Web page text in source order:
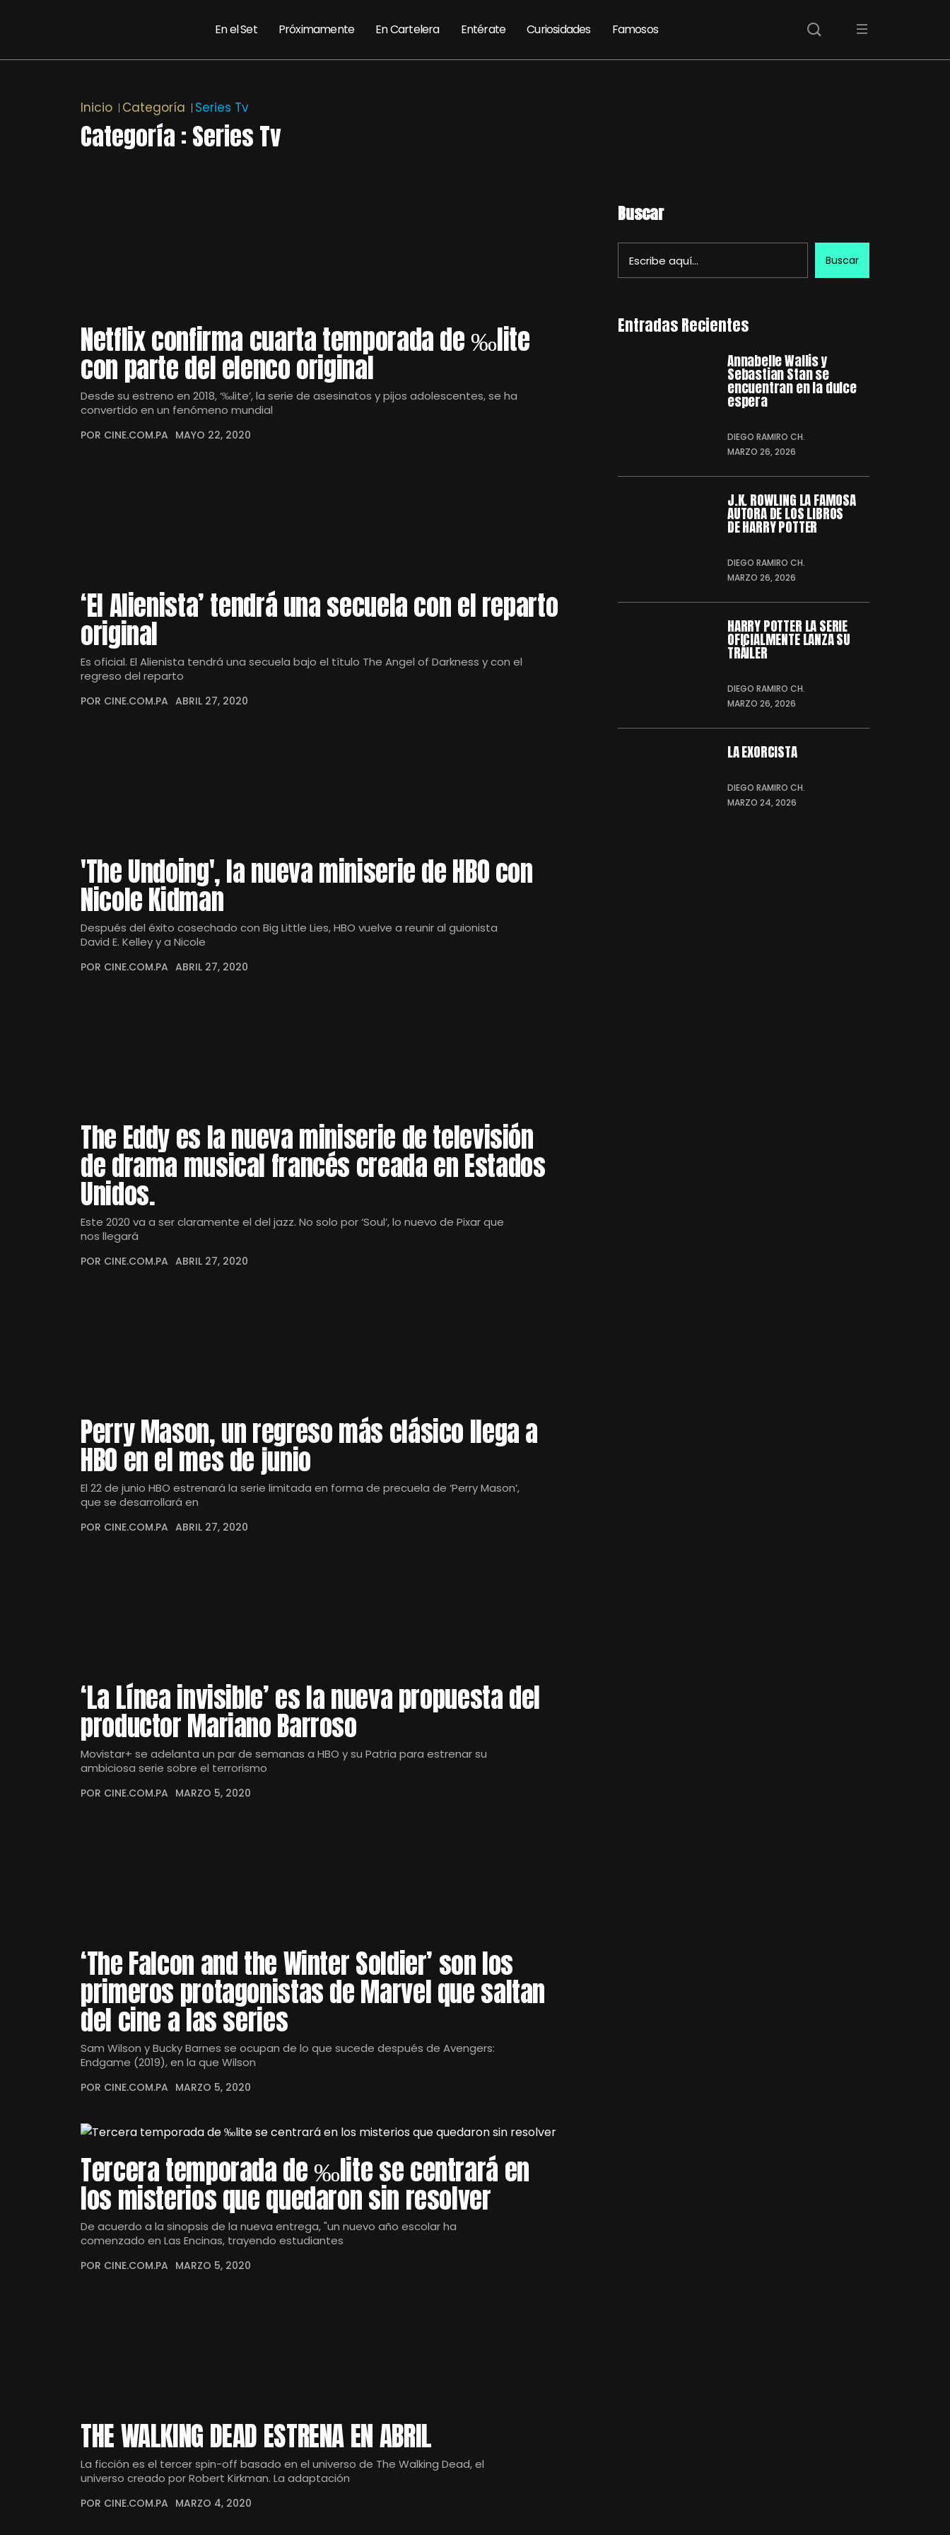
En el Set Próximamente En Cartelera Entérate Curiosidades Famosos
Inicio Categoría Series Tv
Categoría : Series Tv
Netflix confirma cuarta temporada de ‰lite
con parte del elenco original
Desde su estreno en 2018, ‘‰lite’, la serie de asesinatos y pijos adolescentes, se ha
convertido en un fenómeno mundial
POR CINE.COM.PA MAYO 22, 2020
‘El Alienista’ tendrá una secuela con el reparto
original
Es oficial. El Alienista tendrá una secuela bajo el título The Angel of Darkness y con el
regreso del reparto
POR CINE.COM.PA ABRIL 27, 2020
'The Undoing', la nueva miniserie de HBO con
Nicole Kidman
Después del éxito cosechado con Big Little Lies, HBO vuelve a reunir al guionista
David E. Kelley y a Nicole
POR CINE.COM.PA ABRIL 27, 2020
The Eddy es la nueva miniserie de televisión
de drama musical francés creada en Estados
Unidos.
Este 2020 va a ser claramente el del jazz. No solo por ‘Soul’, lo nuevo de Pixar que
nos llegará
POR CINE.COM.PA ABRIL 27, 2020
Perry Mason, un regreso más clásico llega a
HBO en el mes de junio
El 22 de junio HBO estrenará la serie limitada en forma de precuela de ‘Perry Mason’,
que se desarrollará en
POR CINE.COM.PA ABRIL 27, 2020
‘La Línea invisible’ es la nueva propuesta del
productor Mariano Barroso
Movistar+ se adelanta un par de semanas a HBO y su Patria para estrenar su
ambiciosa serie sobre el terrorismo
POR CINE.COM.PA MARZO 5, 2020
‘The Falcon and the Winter Soldier’ son los
primeros protagonistas de Marvel que saltan
del cine a las series
Sam Wilson y Bucky Barnes se ocupan de lo que sucede después de Avengers:
Endgame (2019), en la que Wilson
POR CINE.COM.PA MARZO 5, 2020
Tercera temporada de ‰lite se centrará en
los misterios que quedaron sin resolver
De acuerdo a la sinopsis de la nueva entrega, "un nuevo año escolar ha
comenzado en Las Encinas, trayendo estudiantes
POR CINE.COM.PA MARZO 5, 2020
THE WALKING DEAD ESTRENA EN ABRIL
La ficción es el tercer spin-off basado en el universo de The Walking Dead, el
universo creado por Robert Kirkman. La adaptación
POR CINE.COM.PA MARZO 4, 2020
Buscar
Buscar
Entradas Recientes
Annabelle Wallis y
Sebastian Stan se
encuentran en la dulce
espera
DIEGO RAMIRO CH.
MARZO 26, 2026
J.K. ROWLING LA FAMOSA
AUTORA DE LOS LIBROS
DE HARRY POTTER
DIEGO RAMIRO CH.
MARZO 26, 2026
HARRY POTTER LA SERIE
OFICIALMENTE LANZA SU
TRÁILER
DIEGO RAMIRO CH.
MARZO 26, 2026
LA EXORCISTA
DIEGO RAMIRO CH.
MARZO 24, 2026